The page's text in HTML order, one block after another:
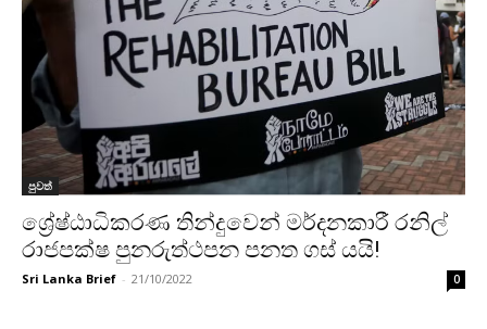
පුවත්
ශ්‍රේෂ්ඨාධිකරණ තින්දුවෙන් මර්දනකාරී රනිල්
රාජපක්ෂ පුනරුත්ථපන පනත ගස් යයි!
Sri Lanka Brief - 21/10/2022 0